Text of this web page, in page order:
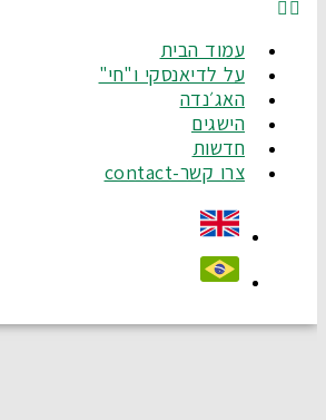
עמוד הבית
על לדיאנסקי ו"חי"
האג׳נדה
הישגים
חדשות
צרו קשר-contact